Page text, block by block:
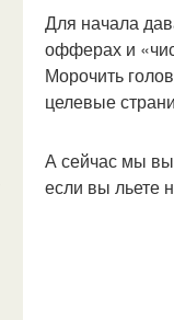
Для начала
офферах и
Морочить
целевые
А сейчас мы
если вы льете